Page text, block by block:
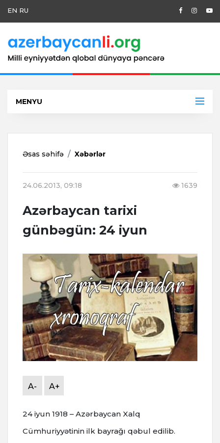
EN RU
MENYU
Əsas səhifə Xəbərlər
24.06.2013, 09:18 1639
Azərbaycan tarixi
günbəgün: 24 iyun
A- A+
24 iyun 1918 – Azərbaycan Xalq
Cümhuriyyətinin ilk bayrağı qəbul edilib.